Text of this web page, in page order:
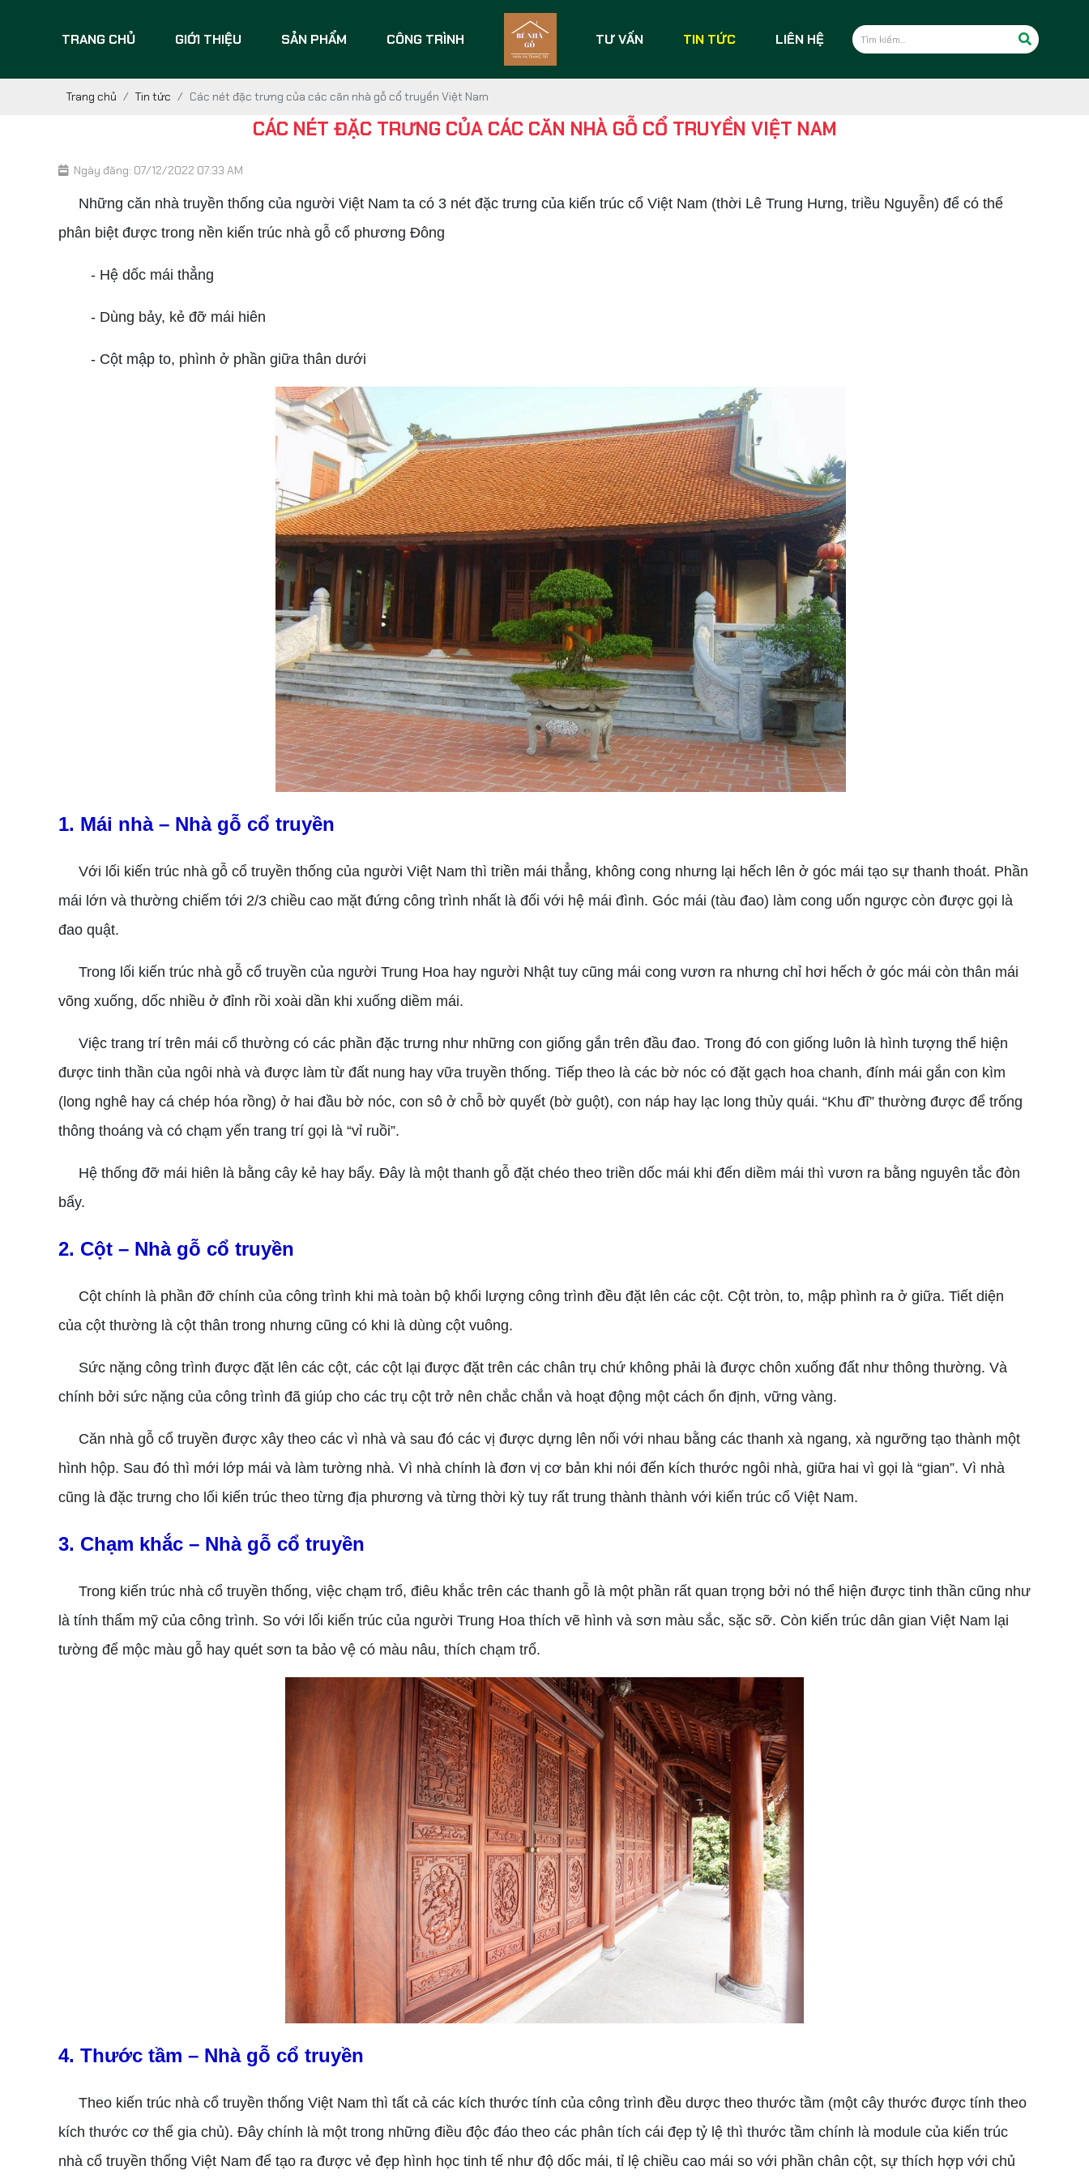
TRANG CHỦ GIỚI THIỆU SẢN PHẨM CÔNG TRÌNH TƯ VẤN TIN TỨC LIÊN HỆ
Trang chủ Tin tức Các nét đặc trưng của các căn nhà gỗ cổ truyền Việt Nam
CÁC NÉT ĐẶC TRƯNG CỦA CÁC CĂN NHÀ GỖ CỔ TRUYỀN VIỆT NAM
Ngày đăng: 07/12/2022 07:33 AM
Những căn nhà truyền thống của người Việt Nam ta có 3 nét đặc trưng của kiến trúc cổ Việt Nam (thời Lê Trung Hưng, triều Nguyễn) để có thể
phân biệt được trong nền kiến trúc nhà gỗ cổ phương Đông
- Hệ dốc mái thẳng
- Dùng bảy, kẻ đỡ mái hiên
- Cột mập to, phình ở phần giữa thân dưới
1. Mái nhà – Nhà gỗ cổ truyền
Với lối kiến trúc nhà gỗ cổ truyền thống của người Việt Nam thì triền mái thẳng, không cong nhưng lại hếch lên ở góc mái tạo sự thanh thoát. Phần
mái lớn và thường chiếm tới 2/3 chiều cao mặt đứng công trình nhất là đối với hệ mái đình. Góc mái (tàu đao) làm cong uốn ngược còn được gọi là
đao quật.
Trong lối kiến trúc nhà gỗ cổ truyền của người Trung Hoa hay người Nhật tuy cũng mái cong vươn ra nhưng chỉ hơi hếch ở góc mái còn thân mái
võng xuống, dốc nhiều ở đỉnh rồi xoài dần khi xuống diềm mái.
Việc trang trí trên mái cổ thường có các phần đặc trưng như những con giống gắn trên đầu đao. Trong đó con giống luôn là hình tượng thể hiện
được tinh thần của ngôi nhà và được làm từ đất nung hay vữa truyền thống. Tiếp theo là các bờ nóc có đặt gạch hoa chanh, đính mái gắn con kìm
(long nghê hay cá chép hóa rồng) ở hai đầu bờ nóc, con sô ở chỗ bờ quyết (bờ guột), con náp hay lạc long thủy quái. “Khu đĩ” thường được để trống
thông thoáng và có chạm yến trang trí gọi là “vỉ ruồi”.
Hệ thống đỡ mái hiên là bằng cây kẻ hay bẩy. Đây là một thanh gỗ đặt chéo theo triền dốc mái khi đến diềm mái thì vươn ra bằng nguyên tắc đòn
bẩy.
2. Cột – Nhà gỗ cổ truyền
Cột chính là phần đỡ chính của công trình khi mà toàn bộ khối lượng công trình đều đặt lên các cột. Cột tròn, to, mập phình ra ở giữa. Tiết diện
của cột thường là cột thân trong nhưng cũng có khi là dùng cột vuông.
Sức nặng công trình được đặt lên các cột, các cột lại được đặt trên các chân trụ chứ không phải là được chôn xuống đất như thông thường. Và
chính bởi sức nặng của công trình đã giúp cho các trụ cột trở nên chắc chắn và hoạt động một cách ổn định, vững vàng.
Căn nhà gỗ cổ truyền được xây theo các vì nhà và sau đó các vị được dựng lên nối với nhau bằng các thanh xà ngang, xà ngưỡng tạo thành một
hình hộp. Sau đó thì mới lớp mái và làm tường nhà. Vì nhà chính là đơn vị cơ bản khi nói đến kích thước ngôi nhà, giữa hai vì gọi là “gian”. Vì nhà
cũng là đặc trưng cho lối kiến trúc theo từng địa phương và từng thời kỳ tuy rất trung thành thành với kiến trúc cổ Việt Nam.
3. Chạm khắc – Nhà gỗ cổ truyền
Trong kiến trúc nhà cổ truyền thống, việc chạm trổ, điêu khắc trên các thanh gỗ là một phần rất quan trọng bởi nó thể hiện được tinh thần cũng như
là tính thẩm mỹ của công trình. So với lối kiến trúc của người Trung Hoa thích vẽ hình và sơn màu sắc, sặc sỡ. Còn kiến trúc dân gian Việt Nam lại
tường để mộc màu gỗ hay quét sơn ta bảo vệ có màu nâu, thích chạm trổ.
4. Thước tầm – Nhà gỗ cổ truyền
Theo kiến trúc nhà cổ truyền thống Việt Nam thì tất cả các kích thước tính của công trình đều dược theo thước tầm (một cây thước được tính theo
kích thước cơ thể gia chủ). Đây chính là một trong những điều độc đáo theo các phân tích cái đẹp tỷ lệ thì thước tầm chính là module của kiến trúc
nhà cổ truyền thống Việt Nam để tạo ra được vẻ đẹp hình học tinh tế như độ dốc mái, tỉ lệ chiều cao mái so với phần chân cột, sự thích hợp với chủ